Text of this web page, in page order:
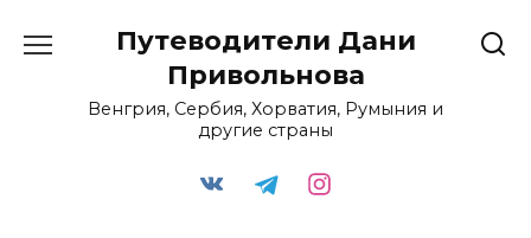
Путеводители Дани
Привольнова
Венгрия, Сербия, Хорватия, Румыния и
другие страны